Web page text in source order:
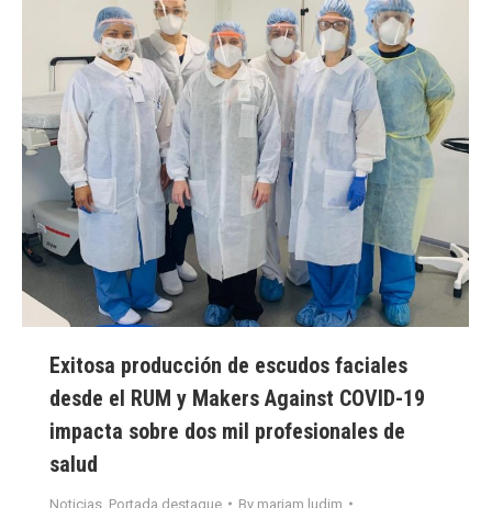
Exitosa producción de escudos faciales
desde el RUM y Makers Against COVID-19
impacta sobre dos mil profesionales de
salud
Noticias Portada destaque By mariam.ludim